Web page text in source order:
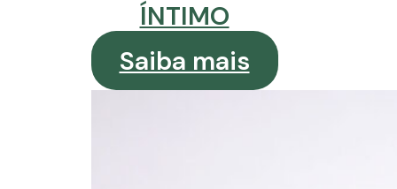
ÍNTIMO
Saiba mais